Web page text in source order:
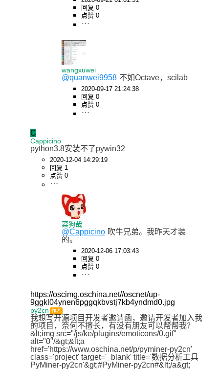
回复 0
点赞 0
wangxuwei
@quanwei9958 不如Octave，scilab
2020-09-17 21:24:38
回复 0
点赞 0
C
Cappicino
python3.8安装不了pywin32
2020-12-04 14:29:19
回复 1
点赞 0
菜狗哉
@Cappicino 吹牛兄弟。我昨天才装
的。
2020-12-06 17:03:43
回复 0
点赞 0
https://oscimg.oschina.net//oscnet/up-
9ggkl04ynen6pggqkbvstj7kb4yndmd0.jpg
py2cn 作者
我想写开源项目开发者邀请函，邀请开发者加入我
的项目，奈何不擅长，有没有朋友可以帮帮我？
&lt;img src="/js/ke/plugins/emoticons/0.gif"
alt="0"/&gt;&lt;a
href='https://www.oschina.net/p/pyminer-py2cn'
class='project' target='_blank' title='数据分析工具
PyMiner-py2cn'&gt;#PyMiner-py2cn#&lt;/a&gt;